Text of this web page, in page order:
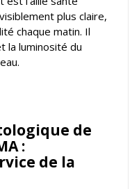
plus claire,
chaque matin. Il
la luminosité du
de
:
de la